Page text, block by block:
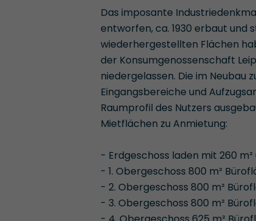
Das imposante Industriedenkmal
entworfen, ca. 1930 erbaut und
wiederhergestellten Flächen
der Konsumgenossenschaft
niedergelassen. Die im Neubau
Eingangsbereiche und
Raumprofil des Nutzers
Mietflächen zu Anmietung:
- Erdgeschoss laden mit 260
- 1. Obergeschoss 800 m²
- 2. Obergeschoss 800 m²
- 3. Obergeschoss 800 m²